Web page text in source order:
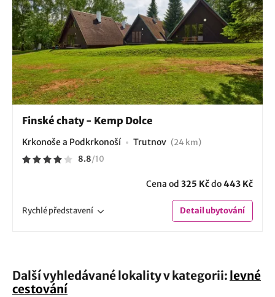
Finské chaty - Kemp Dolce
Krkonoše a Podkrkonoší Trutnov (24 km)
8.8/10
Cena od 325 Kčdo443 Kč
Rychlépředstavení Detailubytování
Další vyhledávané lokality v kategorii: levné
cestování